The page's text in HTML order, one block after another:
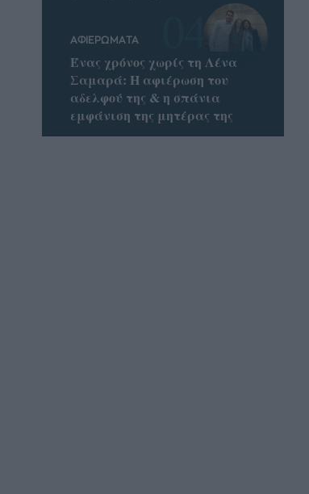
ΑΦΙΕΡΩΜΑΤΑ
Ένας χρόνος χωρίς τη Λένα
Σαμαρά: Η αφιέρωση του
αδελφού της & η σπάνια
εμφάνιση της μητέρας της